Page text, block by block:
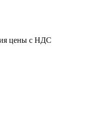
цены с НДС